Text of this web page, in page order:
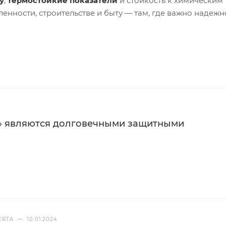
строительстве и быту — там, где важно
°C до +1200 °C.
являются долговечными защитными
— 10.01.2024